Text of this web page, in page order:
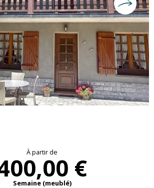
et coordonnées
À partir de
€
Semaine (meublé)